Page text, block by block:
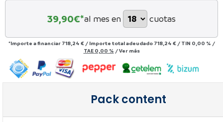
39,90€*al mes en cuotas
*Importe a financiar 718,24 € / Importe total adeudado 718,24 €/ TIN 0,00 % /
TAE 0,00 % /Ver más
Pack content